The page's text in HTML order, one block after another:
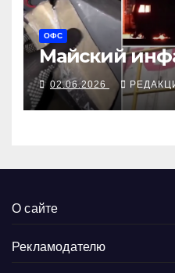
ОФС
Майский
02.06.2026
О сайте
Рекламодателю